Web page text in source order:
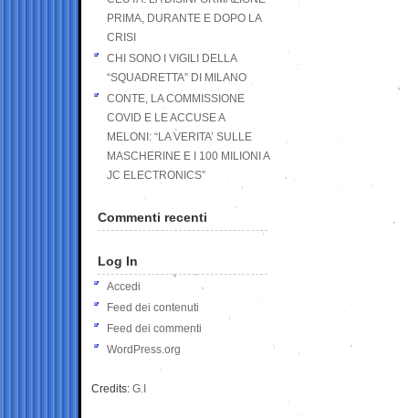
PRIMA, DURANTE E DOPO LA
CRISI
CHI SONO I VIGILI DELLA
“SQUADRETTA” DI MILANO
CONTE, LA COMMISSIONE
COVID E LE ACCUSE A
MELONI: “LA VERITA’ SULLE
MASCHERINE E I 100 MILIONI A
JC ELECTRONICS”
Commenti recenti
Log In
Accedi
Feed dei contenuti
Feed dei commenti
WordPress.org
Credits: G.I